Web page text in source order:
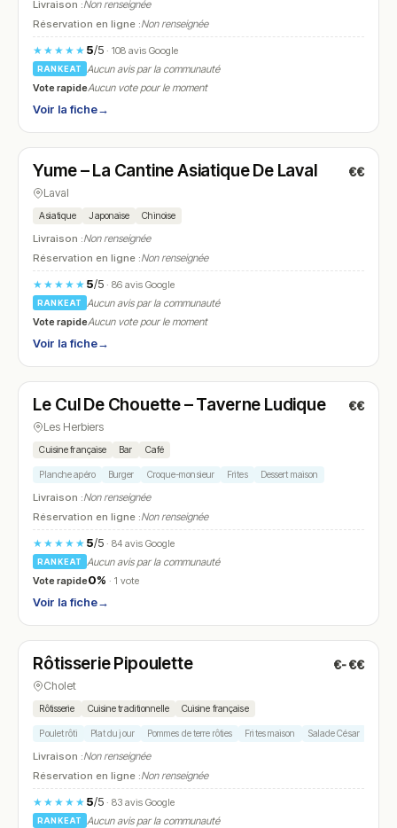
Livraison :Non renseignée
Réservation en ligne :Non renseignée
★★★★★ 5/5· 108 avis Google
RANKEAT
Aucun avis par la communauté
Vote rapideAucun vote pour le moment
Voir la fiche→
N° 12
Yume – La Cantine Asiatique De Laval €€
Laval
Asiatique Japonaise Chinoise
Livraison :Non renseignée
Réservation en ligne :Non renseignée
★★★★★ 5/5· 86 avis Google
RANKEAT
Aucun avis par la communauté
Vote rapideAucun vote pour le moment
Voir la fiche→
N° 13
Le Cul De Chouette – Taverne Ludique €€
Les Herbiers
Cuisine française Bar Café
Planche apéro Burger Croque-monsieur Frites Dessert maison
Livraison :Non renseignée
Réservation en ligne :Non renseignée
★★★★★ 5/5· 84 avis Google
RANKEAT
Aucun avis par la communauté
Vote rapide0% · 1 vote
Voir la fiche→
N° 14
Rôtisserie Pipoulette €-€€
Cholet
Rôtisserie Cuisine traditionnelle Cuisine française
Poulet rôti Plat du jour Pommes de terre rôties Frites maison Salade César
Livraison :Non renseignée
Réservation en ligne :Non renseignée
★★★★★ 5/5· 83 avis Google
RANKEAT
Aucun avis par la communauté